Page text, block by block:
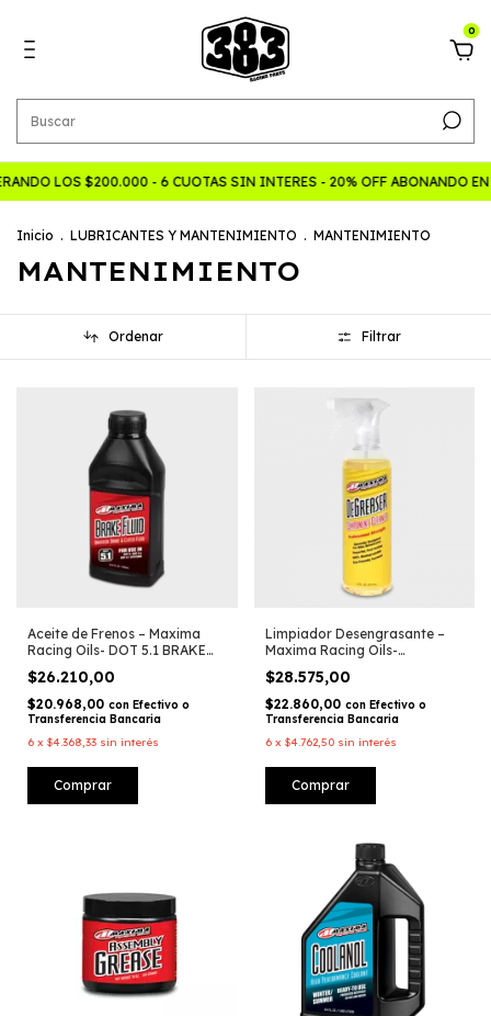
0
LOS $200.000 - 6 CUOTAS SIN INTERES - 20% OFF ABONANDO EN
Inicio . LUBRICANTES Y MANTENIMIENTO . MANTENIMIENTO
MANTENIMIENTO
Ordenar Filtrar
Aceite de Frenos – Maxima
Racing Oils- DOT 5.1 BRAKE
FLUID / 16.9 OZ
$26.210,00
$20.968,00 con Efectivo o
Transferencia Bancaria
6 x $4.368,33 sin interés
Limpiador Desengrasante –
Maxima Racing Oils-
DEGREASER / 16 OZ
$28.575,00
$22.860,00 con Efectivo o
Transferencia Bancaria
6 x $4.762,50 sin interés